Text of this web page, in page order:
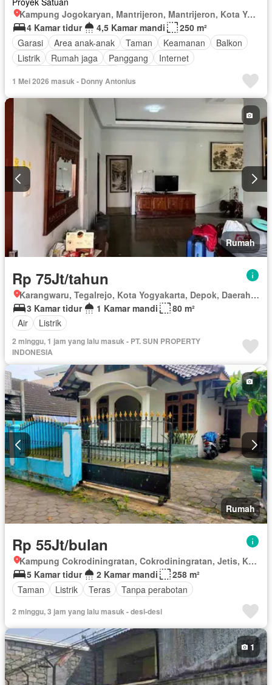
Kampung Jogokaryan, Mantrijeron, Mantrijeron, Kota Yogyakarta, Depok, Daerah Istimewa Yogyakarta
4 Kamar tidur
4,5 Kamar mandi
250 m²
Garasi
Area anak-anak Taman Keamanan
Balkon
Listrik
Rumah jaga Panggang
Internet
Keamanan 24 jam
Air Tangki air
1 Mei 2026 masuk - Donny Antonius
Rumah
Rp 75Jt/tahun
Karangwaru, Tegalrejo, Kota Yogyakarta, Depok, Daerah Istimewa Yogyakarta
3 Kamar tidur
1 Kamar mandi
80 m²
Air
Listrik
2 minggu, 1 jam yang lalu masuk - PT. SUN PROPERTY
INDONESIA
Rumah
Rp 55Jt/bulan
Kampung Cokrodiningratan, Cokrodiningratan, Jetis, Kota Yogyakarta, Depok, Daerah Istimewa Yogyakarta
5 Kamar tidur
2 Kamar mandi
258 m²
Taman
Listrik Teras Tanpa perabotan
2 minggu, 3 jam yang lalu masuk - desi-desi
1